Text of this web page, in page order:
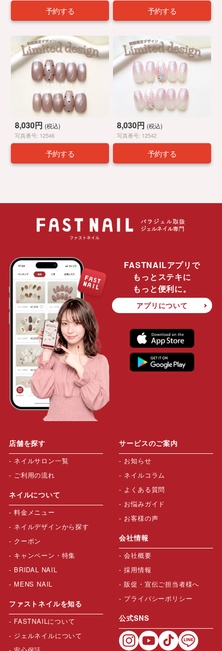
予約する 予約する
8,030円 (税込)
写真番号: 12546
予約する
8,030円 (税込)
写真番号: 12542
予約する
FASTNAILアプリで
もっとステキに
もっと便利に。
アプリについて
店舗を探す
ネイルサロン一覧
ご利用の流れ
ネイルについて
料金メニュー
ネイルデザインから探す
クーポン
キャンペーン・特集
BRIDAL NAIL
MENS NAIL
ファストネイルを知る
FASTNAILについて
ジェルネイルについて
サービスのご案内
お知らせ
ネイルコラム
よくある質問
お悩みガイド
お客様の声
会社情報
会社概要
採用情報
販促・宣伝ご担当者様へ
プライバシーポリシー
公式SNS